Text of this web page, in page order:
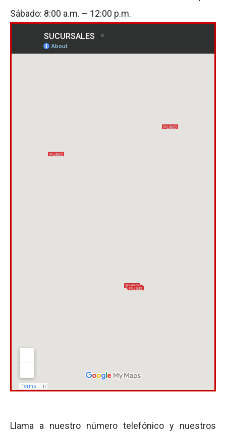
Sábado: 8:00 a.m. – 12:00 p.m.
Llama a nuestro número telefónico y nuestros